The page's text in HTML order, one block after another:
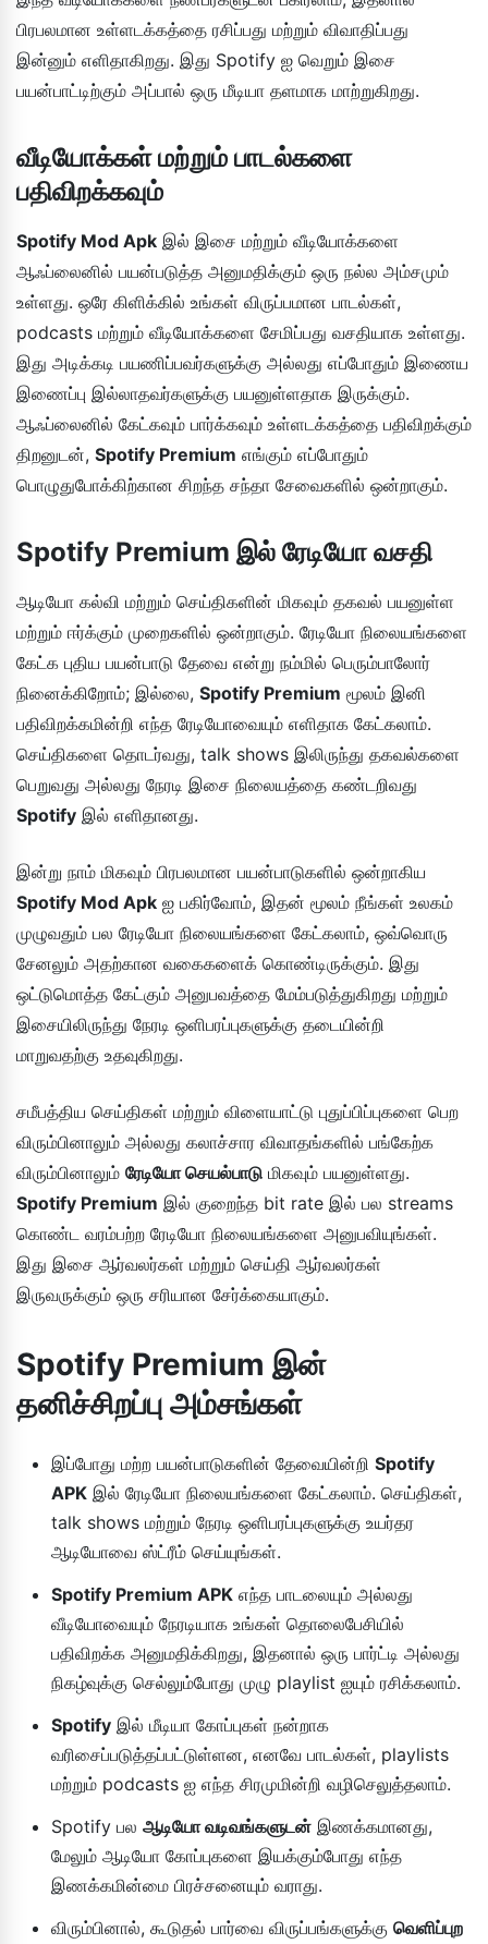
பிரபலமான உள்ளடக்கத்தை ரசிப்பது மற்றும் விவாதிப்பது
இன்னும் எளிதாகிறது. இது Spotify ஐ வெறும் இசை
பயன்பாட்டிற்கும் அப்பால் ஒரு மீடியா தளமாக மாற்றுகிறது.
வீடியோக்கள் மற்றும் பாடல்களை
பதிவிறக்கவும்
Spotify Mod Apk இல் இசை மற்றும் வீடியோக்களை
ஆஃப்லைனில் பயன்படுத்த அனுமதிக்கும் ஒரு நல்ல அம்சமும்
உள்ளது. ஒரே கிளிக்கில் உங்கள் விருப்பமான பாடல்கள்,
podcasts மற்றும் வீடியோக்களை சேமிப்பது வசதியாக உள்ளது.
இது அடிக்கடி பயணிப்பவர்களுக்கு அல்லது எப்போதும் இணைய
இணைப்பு இல்லாதவர்களுக்கு பயனுள்ளதாக இருக்கும்.
ஆஃப்லைனில் கேட்கவும் பார்க்கவும் உள்ளடக்கத்தை பதிவிறக்கும்
திறனுடன், Spotify Premium எங்கும் எப்போதும்
பொழுதுபோக்கிற்கான சிறந்த சந்தா சேவைகளில் ஒன்றாகும்.
Spotify Premium இல் ரேடியோ வசதி
ஆடியோ கல்வி மற்றும் செய்திகளின் மிகவும் தகவல் பயனுள்ள
மற்றும் ஈர்க்கும் முறைகளில் ஒன்றாகும். ரேடியோ நிலையங்களை
கேட்க புதிய பயன்பாடு தேவை என்று நம்மில் பெரும்பாலோர்
நினைக்கிறோம்; இல்லை, Spotify Premium மூலம் இனி
பதிவிறக்கமின்றி எந்த ரேடியோவையும் எளிதாக கேட்கலாம்.
செய்திகளை தொடர்வது, talk shows இலிருந்து தகவல்களை
பெறுவது அல்லது நேரடி இசை நிலையத்தை கண்டறிவது
Spotify இல் எளிதானது.
இன்று நாம் மிகவும் பிரபலமான பயன்பாடுகளில் ஒன்றாகிய
Spotify Mod Apk ஐ பகிர்வோம், இதன் மூலம் நீங்கள் உலகம்
முழுவதும் பல ரேடியோ நிலையங்களை கேட்கலாம், ஒவ்வொரு
சேனலும் அதற்கான வகைகளைக் கொண்டிருக்கும். இது
ஒட்டுமொத்த கேட்கும் அனுபவத்தை மேம்படுத்துகிறது மற்றும்
இசையிலிருந்து நேரடி ஒளிபரப்புகளுக்கு தடையின்றி
மாறுவதற்கு உதவுகிறது.
சமீபத்திய செய்திகள் மற்றும் விளையாட்டு புதுப்பிப்புகளை பெற
விரும்பினாலும் அல்லது கலாச்சார விவாதங்களில் பங்கேற்க
விரும்பினாலும் ரேடியோ செயல்பாடு மிகவும் பயனுள்ளது.
Spotify Premium இல் குறைந்த bit rate இல் பல streams
கொண்ட வரம்பற்ற ரேடியோ நிலையங்களை அனுபவியுங்கள்.
இது இசை ஆர்வலர்கள் மற்றும் செய்தி ஆர்வலர்கள்
இருவருக்கும் ஒரு சரியான சேர்க்கையாகும்.
Spotify Premium இன்
தனிச்சிறப்பு அம்சங்கள்
இப்போது மற்ற பயன்பாடுகளின் தேவையின்றி Spotify
APK இல் ரேடியோ நிலையங்களை கேட்கலாம். செய்திகள்,
talk shows மற்றும் நேரடி ஒளிபரப்புகளுக்கு உயர்தர
ஆடியோவை ஸ்ட்ரீம் செய்யுங்கள்.
Spotify Premium APK எந்த பாடலையும் அல்லது
வீடியோவையும் நேரடியாக உங்கள் தொலைபேசியில்
பதிவிறக்க அனுமதிக்கிறது, இதனால் ஒரு பார்ட்டி அல்லது
நிகழ்வுக்கு செல்லும்போது முழு playlist ஐயும் ரசிக்கலாம்.
Spotify இல் மீடியா கோப்புகள் நன்றாக
வரிசைப்படுத்தப்பட்டுள்ளன, எனவே பாடல்கள், playlists
மற்றும் podcasts ஐ எந்த சிரமுமின்றி வழிசெலுத்தலாம்.
Spotify பல ஆடியோ வடிவங்களுடன் இணக்கமானது,
மேலும் ஆடியோ கோப்புகளை இயக்கும்போது எந்த
இணக்கமின்மை பிரச்சனையும் வராது.
விரும்பினால், கூடுதல் பார்வை விருப்பங்களுக்கு வெளிப்புற